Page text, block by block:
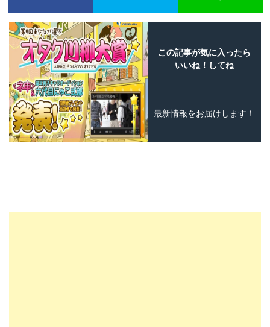
この記事が気に入ったら
いいね！してね
最新情報をお届けします！